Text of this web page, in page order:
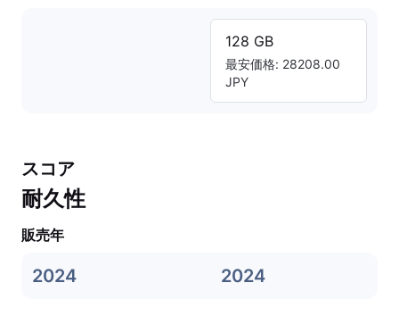
128 GB
最安価格: 28208.00
JPY
スコア
耐久性
販売年
2024 2024